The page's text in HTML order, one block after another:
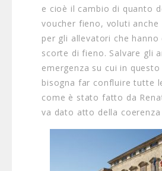
e cioè il cambio di quanto
voucher fieno, voluti anche
per gli allevatori che hanno
scorte di fieno. Salvare gli
emergenza su cui in
bisogna far confluire tutte
come è stato fatto da
va dato atto della coerenza